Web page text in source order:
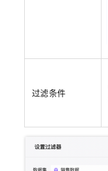
过滤条件